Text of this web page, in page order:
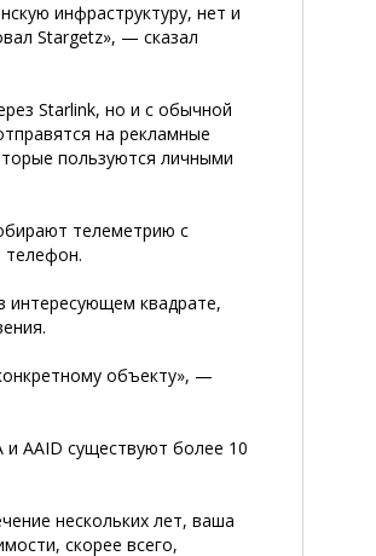
инфраструктуру, нет и
Stargetz», — сказал
Starlink, но и с обычной
на рекламные
пользуются личными
телеметрию с
телефон.
интересующем квадрате,
объекту», —
AAID существуют более 10
нескольких лет, ваша
скорее всего,